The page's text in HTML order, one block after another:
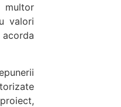
multor
valori